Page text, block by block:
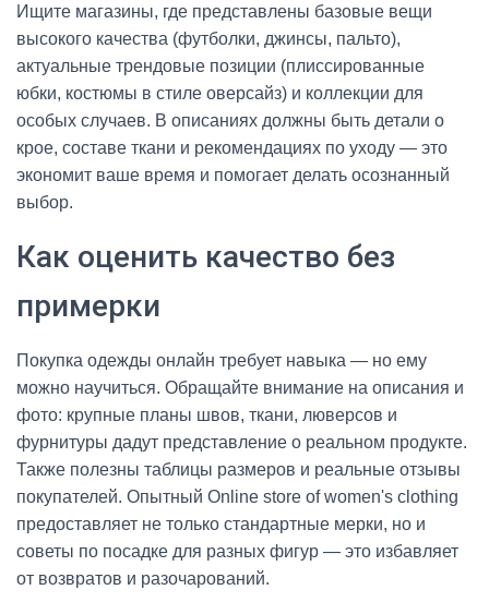
Ищите магазины, где представлены базовые вещи
высокого качества (футболки, джинсы, пальто),
актуальные трендовые позиции (плиссированные
юбки, костюмы в стиле оверсайз) и коллекции для
особых случаев. В описаниях должны быть детали о
крое, составе ткани и рекомендациях по уходу — это
экономит ваше время и помогает делать осознанный
выбор.
Как оценить качество без
примерки
Покупка одежды онлайн требует навыка — но ему
можно научиться. Обращайте внимание на описания и
фото: крупные планы швов, ткани, люверсов и
фурнитуры дадут представление о реальном продукте.
Также полезны таблицы размеров и реальные отзывы
покупателей. Опытный Online store of women's clothing
предоставляет не только стандартные мерки, но и
советы по посадке для разных фигур — это избавляет
от возвратов и разочарований.